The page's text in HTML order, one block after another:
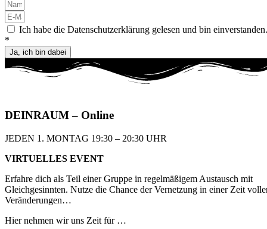
Ich habe die Datenschutzerklärung gelesen und bin einverstanden.
*
Ja, ich bin dabei
DEINRAUM– Online
JEDEN 1. MONTAG 19:30 – 20:30 UHR​
VIRTUELLES EVENT
Erfahre dich als Teil einer Gruppe in regelmäßigem Austausch mit
Gleichgesinnten. Nutze die Chance der Vernetzung in einer Zeit
Veränderungen…
Hier nehmen wir uns Zeit für …